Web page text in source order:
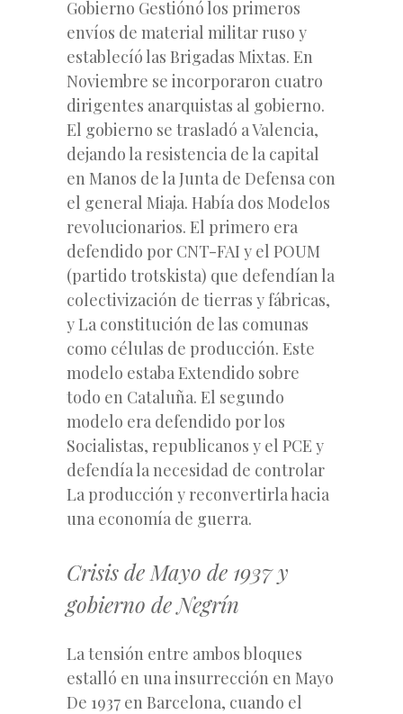
Gobierno Gestiónó los primeros
envíos de material militar ruso y
establecíó las Brigadas Mixtas. En
Noviembre se incorporaron cuatro
dirigentes anarquistas al gobierno.
El gobierno se trasladó a Valencia,
dejando la resistencia de la capital
en Manos de la Junta de Defensa con
el general Miaja. Había dos Modelos
revolucionarios. El primero era
defendido por CNT-FAI y el POUM
(partido trotskista) que defendían la
colectivización de tierras y fábricas,
y La constitución de las comunas
como células de producción. Este
modelo estaba Extendido sobre
todo en Cataluña. El segundo
modelo era defendido por los
Socialistas, republicanos y el PCE y
defendía la necesidad de controlar
La producción y reconvertirla hacia
una economía de guerra.
Crisis de Mayo de 1937 y
gobierno de Negrín
La tensión entre ambos bloques
estalló en una insurrección en Mayo
De 1937 en Barcelona, cuando el